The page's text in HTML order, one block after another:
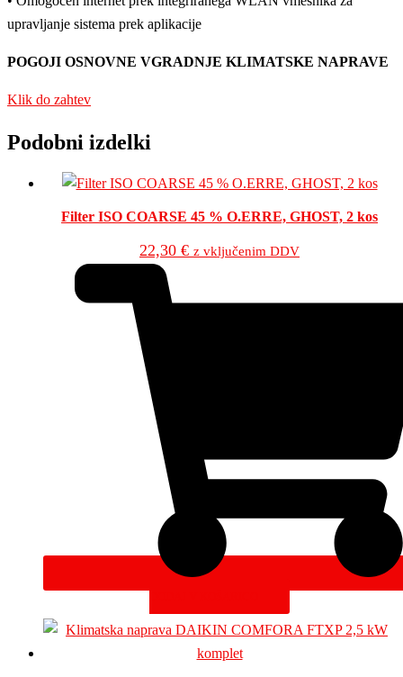
upravljanje sistema prek aplikacije
POGOJI OSNOVNE VGRADNJE KLIMATSKE NAPRAVE
Klik do zahtev
Podobni izdelki
Filter ISO COARSE 45 % O.ERRE, GHOST, 2 kos
22,30 € z vključenim DDV